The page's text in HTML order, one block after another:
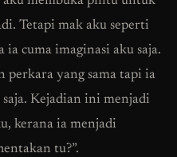
Tetapi mak aku seperti
cuma imaginasi aku saja.
perkara yang sama tapi ia
Kejadian ini menjadi
kerana ia menjadi
tu?”.